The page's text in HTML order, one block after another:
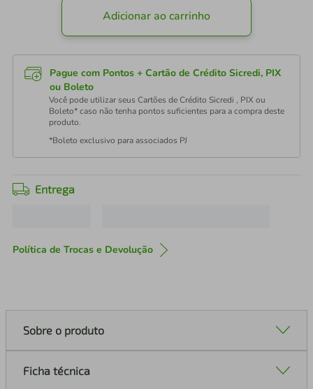
Adicionar ao carrinho
Pague com Pontos + Cartão de Crédito Sicredi, PIX
ou Boleto
Você pode utilizar seus Cartões de Crédito Sicredi , PIX ou
Boleto* caso não tenha pontos suficientes para a compra deste
produto.
*Boleto exclusivo para associados PJ
Entrega
Política de Trocas e Devolução
Sobre o produto
Ficha técnica